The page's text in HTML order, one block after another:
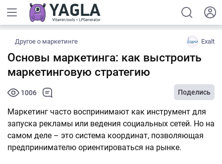
Другое о маркетинге Exalt
Основы маркетинга: как выстроить
маркетинговую стратегию
1006 Поделись
Маркетинг часто воспринимают как инструмент для
запуска рекламы или ведения социальных сетей. Но на
самом деле – это система координат, позволяющая
предпринимателю ориентироваться на рынке.